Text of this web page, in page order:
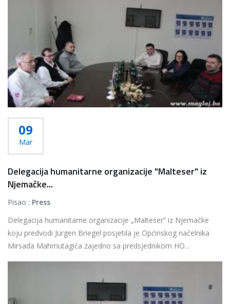
09
Mar
Delegacija humanitarne organizacije "Malteser" iz
Njemačke...
Pisao : Press
Delegacija humanitarne organizacije „Malteser“ iz Njemačke
koju predvodi Jürgen Briegel posjetila je Općinskog načelnika
Mirsada Mahmutagića zajedno sa predsjednikom HO...
Više...